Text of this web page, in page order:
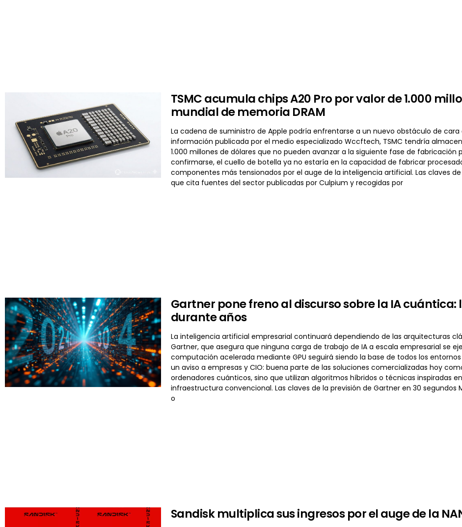
TSMC acumula chips A20 Pro por valor de 1.000
mundial de memoria DRAM
La cadena de suministro de Apple podría enfrentarse a un nuevo obstáculo de
información publicada por el medio especializado Wccftech, TSMC tendría
1.000 millones de dólares que no pueden avanzar a la siguiente fase de fabricación
confirmarse, el cuello de botella ya no estaría en la capacidad de fabricar
componentes más tensionados por el auge de la inteligencia artificial. Las claves
que cita fuentes del sector publicadas por Culpium y recogidas por
Gartner pone freno al discurso sobre la IA
durante años
La inteligencia artificial empresarial continuará dependiendo de las arquitecturas
Gartner, que asegura que ninguna carga de trabajo de IA a escala empresarial se
computación acelerada mediante GPU seguirá siendo la base de todos los
un aviso a empresas y CIO: buena parte de las soluciones comercializadas hoy
ordenadores cuánticos, sino que utilizan algoritmos híbridos o técnicas inspiradas
infraestructura convencional. Las claves de la previsión de Gartner en 30 segundos
o
Sandisk multiplica sus ingresos por el auge de la